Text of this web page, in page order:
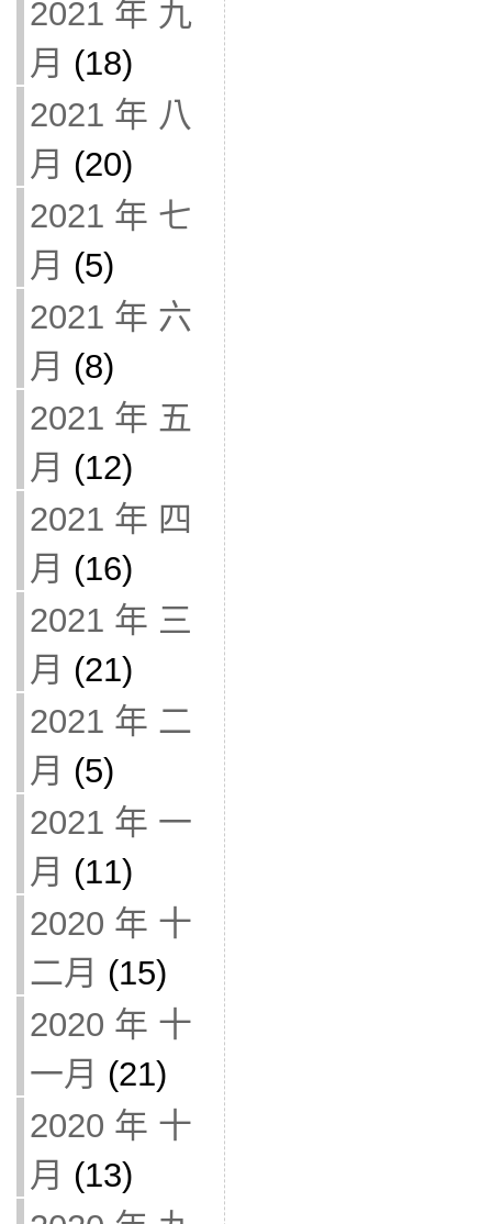
2021 年 九
月 (18)
2021 年 八
月 (20)
2021 年 七
月 (5)
2021 年 六
月 (8)
2021 年 五
月 (12)
2021 年 四
月 (16)
2021 年 三
月 (21)
2021 年 二
月 (5)
2021 年 一
月 (11)
2020 年 十
二月 (15)
2020 年 十
一月 (21)
2020 年 十
月 (13)